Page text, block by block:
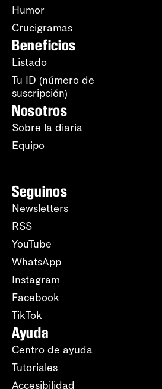
Humor
Crucigramas
Beneficios
Listado
Tu ID (número de
suscripción)
Nosotros
Sobre la diaria
Equipo
Seguinos
Newsletters
RSS
YouTube
WhatsApp
Instagram
Facebook
TikTok
Ayuda
Centro de ayuda
Tutoriales
Accesibilidad